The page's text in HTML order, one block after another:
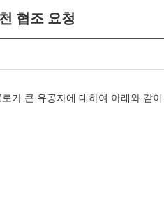
협조 요청
가 큰 유공자에 대하여 아래와 같